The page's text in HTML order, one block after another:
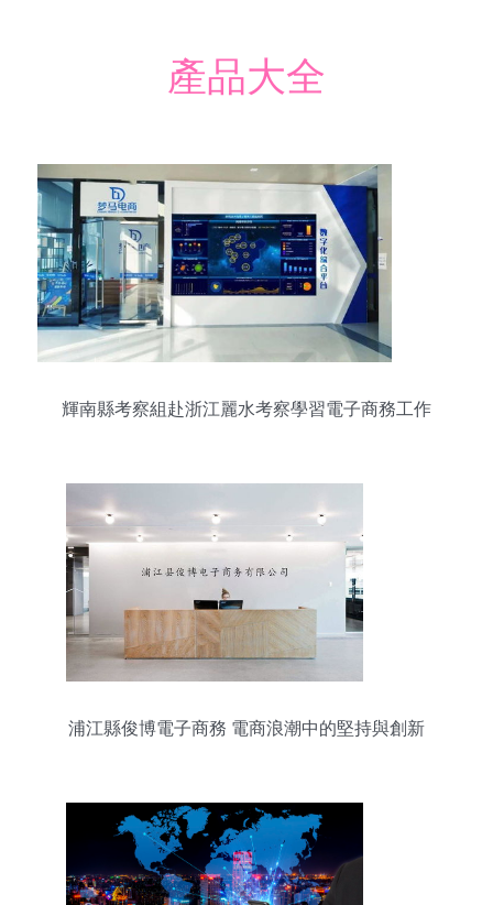
產品大全
輝南縣考察組赴浙江麗水考察學習電子商務工作
浦江縣俊博電子商務 電商浪潮中的堅持與創新